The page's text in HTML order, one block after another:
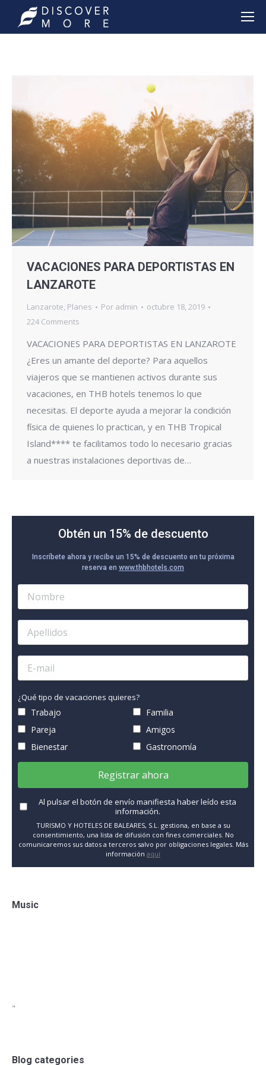
VACACIONES PARA DEPORTISTAS EN
LANZAROTE
Lanzarote, Planes Por admin
octubre 18, 2019
224 Comments
VACACIONES PARA DEPORTISTAS EN LANZAROTE
¿Eres un amante del deporte? Para aquellos
viajeros que se mantienen activos durante sus
vacaciones, en THB hotels tenemos lo que
necesitas. El deporte ayuda a mejorar la condición
física de quienes lo practican, y en THB Tropical
Island**** te facilitamos todo lo necesario gracias
a nuestras instalaciones deportivas de…
Obtén un 15% de descuento
Inscríbete ahora y recibe un 15% de descuento en tu próxima
reserva en www.thbhotels.com
¿Qué tipo de vacaciones quieres?
Trabajo
Familia
Pareja
Amigos
Bienestar
Gastronomía
Registrar ahora
Al pulsar el botón de envío manifiesta haber leído esta
información.
TURISMO Y HOTELES DE BALEARES, S.L. gestiona, en base a su
consentimiento, una lista de difusión con fines comerciales. No
comunicaremos sus datos a terceros salvo por obligaciones legales. Más
información aquí
Music
"
Blog categories